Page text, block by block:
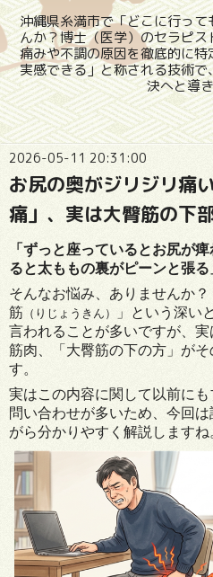
沖縄県糸満市で「どこに行っ
んか？博士（医学）のセラピ
痛みや不調の原因を徹底的に
実感できる」と称される技術
決へと導
2026-05-11 20:31:00
お尻の奥がジリジリ痛
痛」、実は大臀筋の下
「ずっと座っているとお尻が
ると太ももの裏がピーンと張る
そんなお悩み、ありませんか
筋 （りじょうきん）
」という深い
言われることが多いですが、
筋肉、「大臀筋の下の方」が
す。
実はこの内容に関して以前にも
問い合わせが多いため、今回
がら分かりやすく解説しますね